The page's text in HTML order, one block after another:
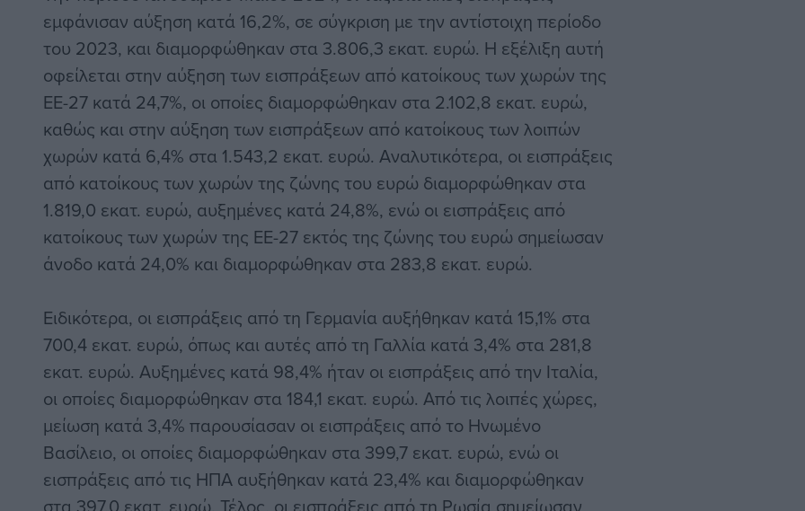
εμφάνισαν αύξηση κατά 16,2%, σε σύγκριση με την αντίστοιχη περίοδο
του 2023, και διαμορφώθηκαν στα 3.806,3 εκατ. ευρώ. Η εξέλιξη αυτή
οφείλεται στην αύξηση των εισπράξεων από κατοίκους των χωρών της
ΕΕ-27 κατά 24,7%, οι οποίες διαμορφώθηκαν στα 2.102,8 εκατ. ευρώ,
καθώς και στην αύξηση των εισπράξεων από κατοίκους των λοιπών
χωρών κατά 6,4% στα 1.543,2 εκατ. ευρώ. Αναλυτικότερα, οι εισπράξεις
από κατοίκους των χωρών της ζώνης του ευρώ διαμορφώθηκαν στα
1.819,0 εκατ. ευρώ, αυξημένες κατά 24,8%, ενώ οι εισπράξεις από
κατοίκους των χωρών της ΕΕ-27 εκτός της ζώνης του ευρώ σημείωσαν
άνοδο κατά 24,0% και διαμορφώθηκαν στα 283,8 εκατ. ευρώ.
Ειδικότερα, οι εισπράξεις από τη Γερμανία αυξήθηκαν κατά 15,1% στα
700,4 εκατ. ευρώ, όπως και αυτές από τη Γαλλία κατά 3,4% στα 281,8
εκατ. ευρώ. Αυξημένες κατά 98,4% ήταν οι εισπράξεις από την Ιταλία,
οι οποίες διαμορφώθηκαν στα 184,1 εκατ. ευρώ. Από τις λοιπές χώρες,
μείωση κατά 3,4% παρουσίασαν οι εισπράξεις από το Ηνωμένο
Βασίλειο, οι οποίες διαμορφώθηκαν στα 399,7 εκατ. ευρώ, ενώ οι
εισπράξεις από τις ΗΠΑ αυξήθηκαν κατά 23,4% και διαμορφώθηκαν